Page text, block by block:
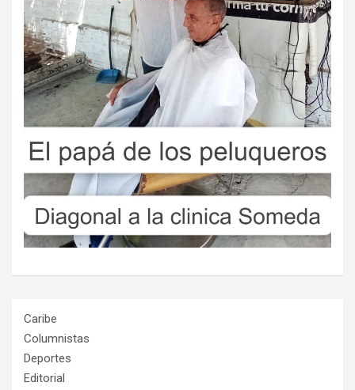
Caribe
Columnistas
Deportes
Editorial